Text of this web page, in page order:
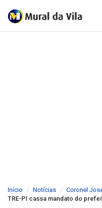
Início Notícias
Coronel
TRE-PI cassa mandato do